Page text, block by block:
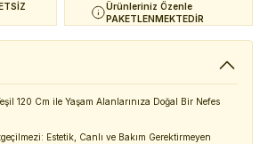
Ürünleriniz Özenle
PAKETLENMEKTEDİR
120 Cm ile Yaşam Alanlarınıza Doğal Bir Nefes
Estetik, Canlı ve Bakım Gerektirmeyen